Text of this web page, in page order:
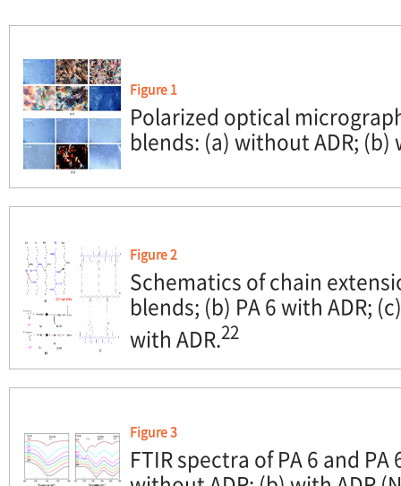
Figure 1
Polarized optical
blends: (a) without ADR; (b)
Figure 2
Schematics of chain
blends; (b) PA 6 with ADR;
with ADR.22
Figure 3
FTIR spectra of PA 6 and